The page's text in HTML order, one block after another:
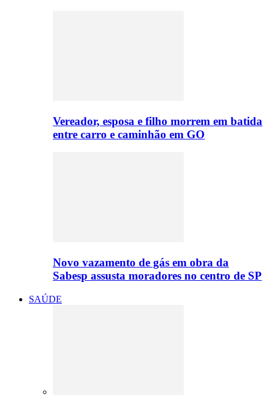
Vereador, esposa e filho morrem em batida
entre carro e caminhão em GO
Novo vazamento de gás em obra da
Sabesp assusta moradores no centro de SP
SAÚDE